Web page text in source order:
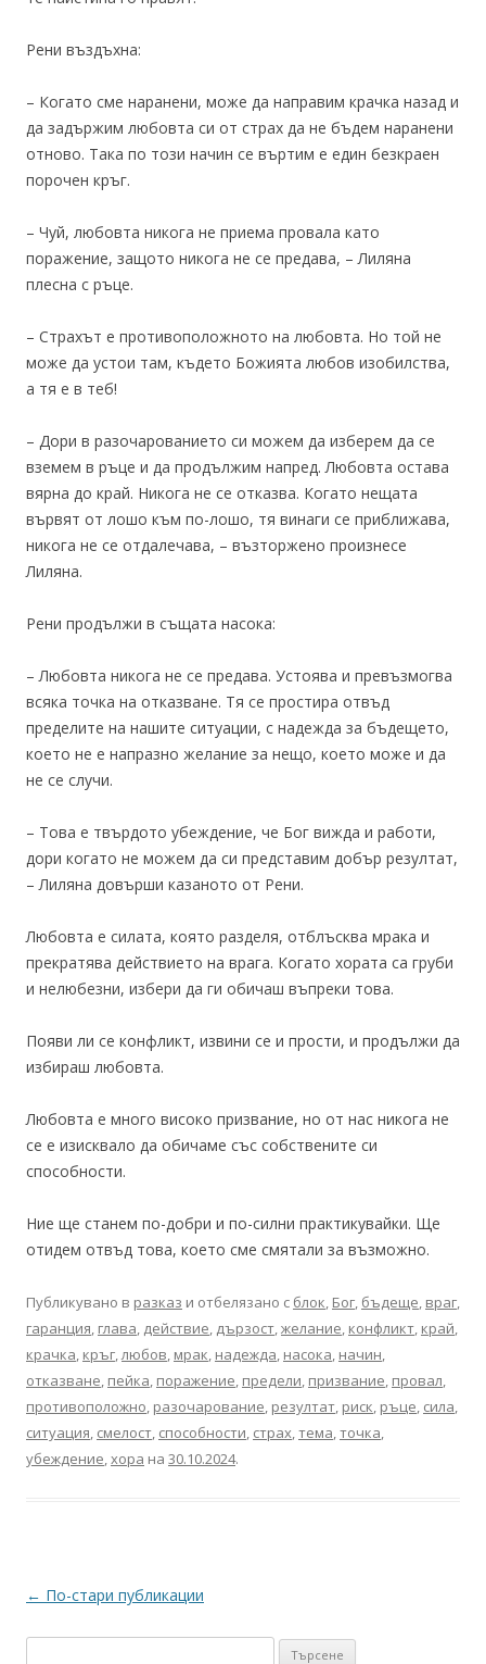
Рени въздъхна:
– Когато сме наранени, може да направим крачка назад и
да задържим любовта си от страх да не бъдем наранени
отново. Така по този начин се въртим е един безкраен
порочен кръг.
– Чуй, любовта никога не приема провала като
поражение, защото никога не се предава, – Лиляна
плесна с ръце.
– Страхът е противоположното на любовта. Но той не
може да устои там, където Божията любов изобилства,
а тя е в теб!
– Дори в разочарованието си можем да изберем да се
вземем в ръце и да продължим напред. Любовта остава
вярна до край. Никога не се отказва. Когато нещата
вървят от лошо към по-лошо, тя винаги се приближава,
никога не се отдалечава, – възторжено произнесе
Лиляна.
Рени продължи в същата насока:
– Любовта никога не се предава. Устоява и превъзмогва
всяка точка на отказване. Тя се простира отвъд
пределите на нашите ситуации, с надежда за бъдещето,
което не е напразно желание за нещо, което може и да
не се случи.
– Това е твърдото убеждение, че Бог вижда и работи,
дори когато не можем да си представим добър резултат,
– Лиляна довърши казаното от Рени.
Любовта е силата, която разделя, отблъсква мрака и
прекратява действието на врага. Когато хората са груби
и нелюбезни, избери да ги обичаш въпреки това.
Появи ли се конфликт, извини се и прости, и продължи да
избираш любовта.
Любовта е много високо призвание, но от нас никога не
се е изисквало да обичаме със собствените си
способности.
Ние ще станем по-добри и по-силни практикувайки. Ще
отидем отвъд това, което сме смятали за възможно.
Публикувано в разказ и отбелязано с блок, Бог, бъдеще, враг,
гаранция, глава, действие, дързост,желание, конфликт, край,
крачка, кръг,любов, мрак, надежда, насока, начин,
отказване, пейка, поражение, предели, призвание, провал,
противоположно, разочарование, резултат, риск, ръце, сила,
ситуация, смелост, способности, страх,тема,точка,
убеждение,хора на 30.10.2024.
Навигация
← По-стари публикации